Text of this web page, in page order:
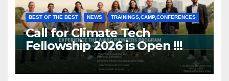
BEST OF THE BEST NEWS TRAININGS,CAMP,CONFERENCES
Call for Climate Tech
Fellowship 2026 is Open !!!